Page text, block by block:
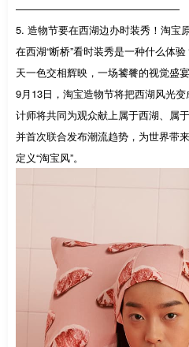
————————————————
5. 造物节要在西湖边办时装秀！淘宝
在西湖“断桥”看时装秀是一种什么体
天一色交相辉映，一场饕餮的视觉盛宴
9月13日，淘宝造物节将把西湖风光
计师将共同为观众献上属于西湖、属
并首次联合发布潮流趋势，为世界带
定义“淘宝风”。